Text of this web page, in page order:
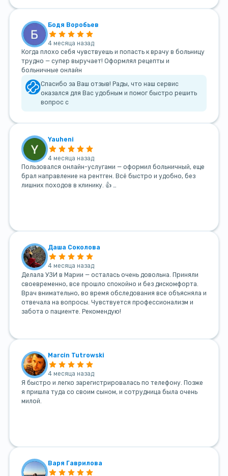
Бодя Воробьев
4 месяца назад
Когда плохо себя чувствуешь и попасть к врачу в больницу
трудно — супер выручает! Оформлял рецепты и
больничные онлайн
Спасибо за Ваш отзыв! Рады, что наш сервис
оказался для Вас удобным и помог быстро решить
вопрос с
Yauheni
4 месяца назад
Пользовался онлайн-услугами — оформил больничный, еще
брал направление на рентген. Всё быстро и удобно, без
лишних походов в клинику. 👍 …
Даша Соколова
4 месяца назад
Делала УЗИ в Марии — осталась очень довольна. Приняли
своевременно, все прошло спокойно и без дискомфорта.
Врач внимательно, во время обследования все объясняла и
отвечала на вопросы. Чувствуется профессионализм и
забота о пациенте. Рекомендую!
Marcin Tutrowski
4 месяца назад
Я быстро и легко зарегистрировалась по телефону. Позже
я пришла туда со своим сыном, и сотрудница была очень
милой.
Варя Гаврилова